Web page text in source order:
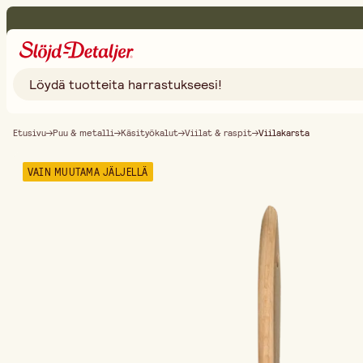
Etusivu Puu & metalli Käsityökalut Viilat & raspit Viilakarsta
VAIN MUUTAMA JÄLJELLÄ